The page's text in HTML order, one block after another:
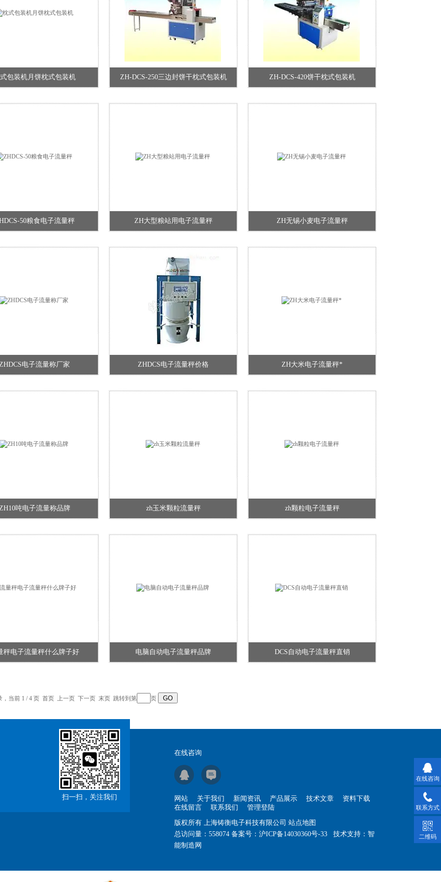
包装机月饼枕式包装机 ZH-DCS-250三边封饼干枕式包装机 ZH-DCS-420饼干枕式包装机
50粮食电子流量秤 ZH大型粮站用电子流量秤 ZH无锡小麦电子流量秤
电子流量称厂家 ZHDCS电子流量秤价格 ZH大米电子流量秤*
吨电子流量称品牌 zh玉米颗粒流量秤 zh颗粒电子流量秤
秤电子流量秤什么牌子好 电脑自动电子流量秤品牌 DCS自动电子流量秤直销
，当前 1 / 4 页 首页 上一页 下一页 末页 跳转到第 页
扫一扫，关注我们
在线咨询
网站 关于我们 新闻资讯 产品展示 技术文章
资料下载
在线留言
联系我们 管理登陆
版权所有 上海铸衡电子科技有限公司 站点地图
总访问量： 558074 备案号： 沪ICP备14030360号-33 技术支持： 智
能制造网
在线咨询
联系方式
二维码